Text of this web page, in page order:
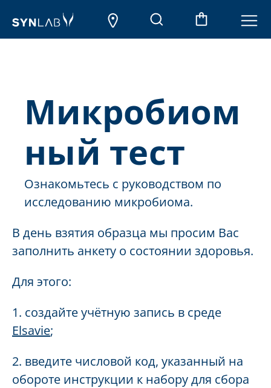
Микробиом
ный тест
Ознакомьтесь с руководством по
исследованию микробиома.
В день взятия образца мы просим Вас
заполнить анкету о состоянии здоровья.
Для этого:
1. создайте учётную запись в среде
Elsavie;
2. введите числовой код, указанный на
обороте инструкции к набору для сбора